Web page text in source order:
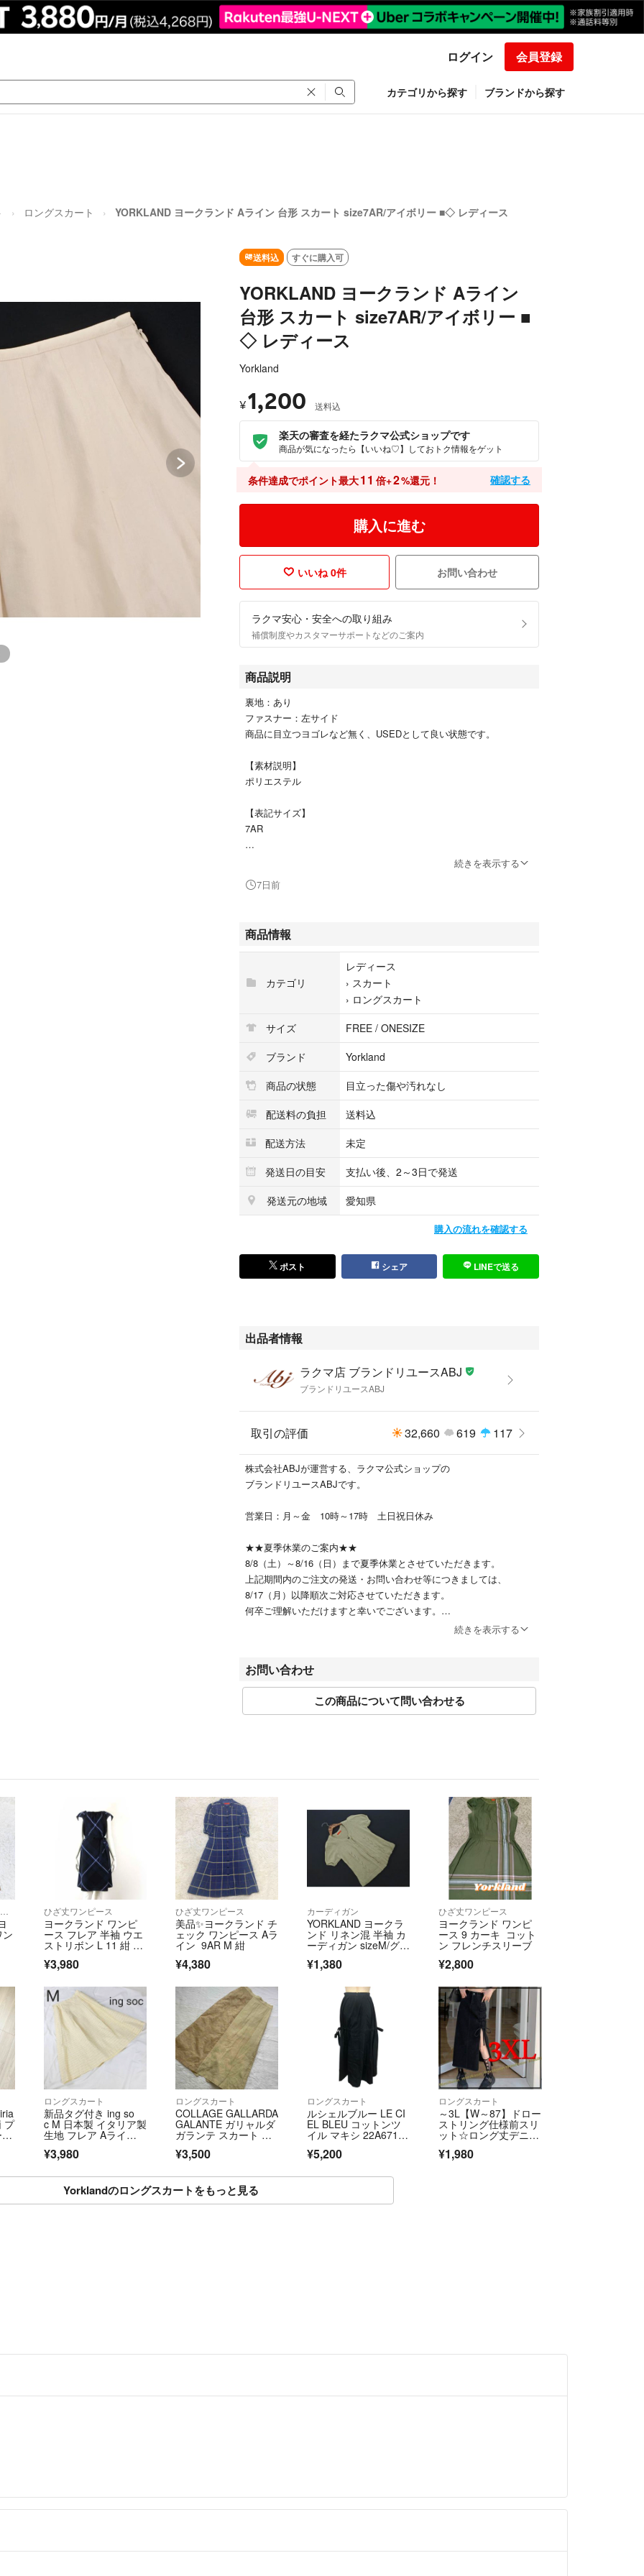
ログイン 会員登録
カテゴリから探す ブランドから探す
ロングスカート YORKLAND ヨークランド Aライン 台形 スカート size7AR/アイボリー ■◇ レディース
送料込 すぐに購入可
YORKLAND ヨークランド Aライン
台形 スカート size7AR/アイボリー ■
◇ レディース
Yorkland
¥1,200 送料込
楽天の審査を経たラクマ公式ショップです
商品が気になったら【いいね♡】しておトク情報をゲット
条件達成でポイント最大11 倍+2%還元！ 確認する
購入に進む
いいね 0件 お問い合わせ
ラクマ安心・安全への取り組み
補償制度やカスタマーサポートなどのご案内
商品説明
裏地：あり
ファスナー：左サイド
商品に目立つヨゴレなど無く、USEDとして良い状態です。
【素材説明】
ポリエステル
【表記サイズ】
7AR
全長 63cm
裾幅 -
【配送方法・送料に関して】
ラクマのシステム仕様上、配送方法が未定と表示されますが、
ヤマト運輸にて発送させていただきます。
【ご注意】
こちらの商品は北海道・沖縄への配送は不可となります。
上記地域よりご購入いただいた場合、大変恐縮ではございますが、
お取引キャンセルとさせていただきます。予めご了承くださいませ。
【お問い合わせについて】
大変恐縮ではございますが、以下のお問い合わせ内容につきまして
ご回答をいたしかねますので予めご了承くださいませ。
・商品の状態、季節感、サイズ、デザイン等について
【弊社管理番号】
続きを表示する
7日前
商品情報
カテゴリ
レディース
› スカート
› ロングスカート
サイズ
FREE / ONESIZE
ブランド
Yorkland
商品の状態
目立った傷や汚れなし
配送料の負担
送料込
配送方法
未定
発送日の目安
支払い後、2～3日で発送
発送元の地域
愛知県
購入の流れを確認する
ポスト シェア LINEで送る
出品者情報
ラクマ店 ブランドリユースABJ
ブランドリユースABJ
取引の評価 32,660 619 117
株式会社ABJが運営する、ラクマ公式ショップの
ブランドリユースABJです。
営業日：月～金 10時～17時 土日祝日休み
★★夏季休業のご案内★★
8/8（土）～8/16（日）まで夏季休業とさせていただきます。
上記期間内のご注文の発送・お問い合わせ等につきましては、
8/17（月）以降順次ご対応させていただきます。
何卒ご理解いただけますと幸いでございます。
大変恐縮ではございますが、ご購入前に商品説明文をご確認いただき
ますようお願いいたします。
・個々の商品について（状態・季節感・サイズ・デザイン等）
・商品画像追加のご依頼
・お値下げについて
【付属品等について】
商品画像に写っているものが全てとなります。
商品画像に写っていない、リボンやベルト等は付属いたしません。
【配送業者】ヤマト運輸
【発送について】
発送までの日数が2〜3日で発送と表示されますが、
2～3営業日での発送となります。
【採寸方法について】
※当店の採寸方法は下記URLからご確認ください。
https://www.kaitori-abj.com/auctionsize/sizelist.html
※こちらのアカウントはラクマ公式パートナーの株式会社ABJによっ
て運営されています。
▼特商法
https://fril.jp/ts/official/law/abj/
▼返品特約
https://fril.jp/ts/official/law/abj/#return_policy
続きを表示する
お問い合わせ
この商品について問い合わせる
ひざ丈ワンピース
ヨークランド ワンピ
ース フレア 半袖 ウエ
ストリボン L 11 紺 ネ
イビー
¥3,980
ひざ丈ワンピース
美品✨ヨークランド チ
ェック ワンピース Aラ
イン 9AR M 紺
¥4,380
カーディガン
YORKLAND ヨークラ
ンド リネン混 半袖 カ
ーディガン sizeM/グレ
ージュ ■◆ レディース
¥1,380
ひざ丈ワンピース
ヨークランド ワンピ
ース 9 カーキ コット
ン フレンチスリーブ
¥2,800
プ
ロングスカート
新品タグ付き ing so
c M 日本製 イタリア製
生地 フレア Aライ
モレ丈 裏地付き DEC-
¥3,980
ロングスカート
COLLAGE GALLARDA
GALANTE ガリャルダ
ガランテ スカート リ
ク レース 上品
¥3,500
ロングスカート
ルシェルブルー LE CI
EL BLEU コットンツ
イル マキシ 22A6710
ス リボン ロング スカ
ク
¥5,200
ロングスカート
～3L【W～87】ドロー
ストリング仕様前スリ
ット☆ロング丈デニム
¥1,980
Yorklandのロングスカートをもっと見る